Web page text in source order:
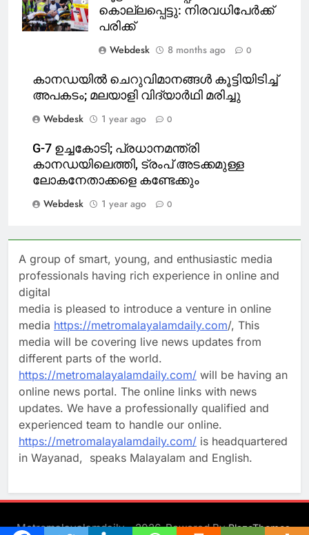
കൊല്ലപ്പെട്ടു: നിരവധിപേർക്ക്
പരിക്ക്
Webdesk
8 months ago 0
കാനഡയിൽ ചെറുവിമാനങ്ങള്‍ കൂട്ടിയിടിച്ച്
അപകടം; മലയാളി വിദ്യാര്‍ഥി മരിച്ചു
Webdesk
1 year ago 0
G-7 ഉച്ചകോടി; പ്രധാനമന്ത്രി
കാനഡയിലെത്തി, ട്രംപ് അടക്കമുള്ള
ലോകനേതാക്കളെ കണ്ടേക്കും
Webdesk
1 year ago 0
A group of smart, young, and enthusiastic media
professionals having rich experience in online and
digital
media is pleased to introduce a venture in online
media https://metromalayalamdaily.com/, This
media will be covering live news updates from
different parts of the world.
https://metromalayalamdaily.com/ will be having an
online news portal. The online links with news
updates. We have a professionally qualified and
experienced team to handle our online.
https://metromalayalamdaily.com/ is headquartered
in Wayanad, speaks Malayalam and English.
Metromalayalamdaily - 2026. Powered ByBlazeThemes.